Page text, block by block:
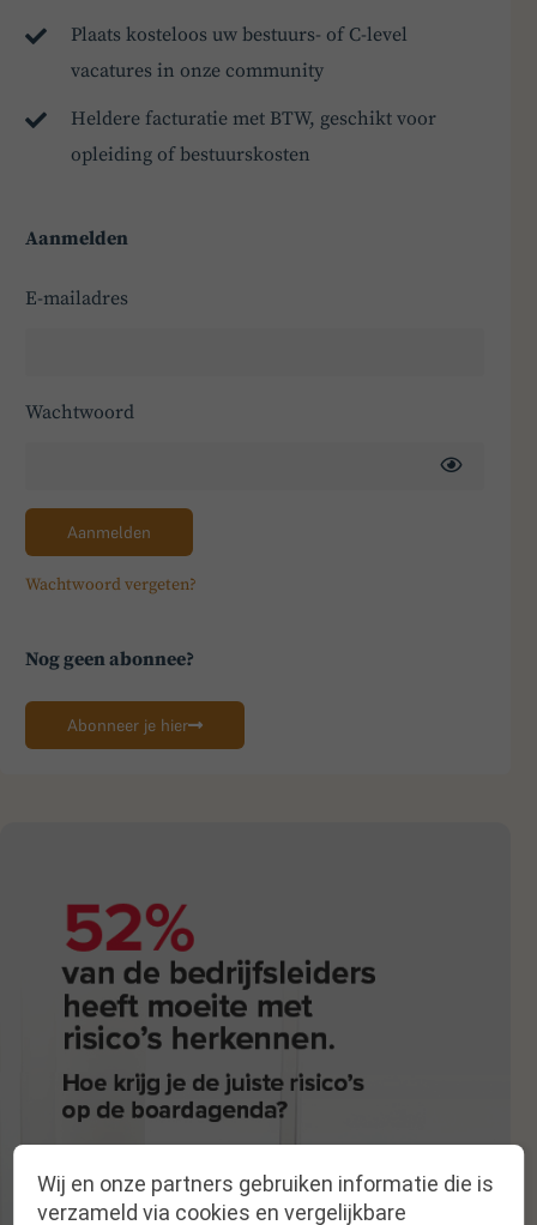
Plaats kosteloos uw bestuurs- of C-level
vacatures in onze community
Heldere facturatie met BTW, geschikt voor
opleiding of bestuurskosten
Aanmelden
E-mailadres
Wachtwoord
Aanmelden
Wachtwoord vergeten?
Nog geen abonnee?
Abonneer je hier
Wij en onze partners gebruiken informatie die is
verzameld via cookies en vergelijkbare